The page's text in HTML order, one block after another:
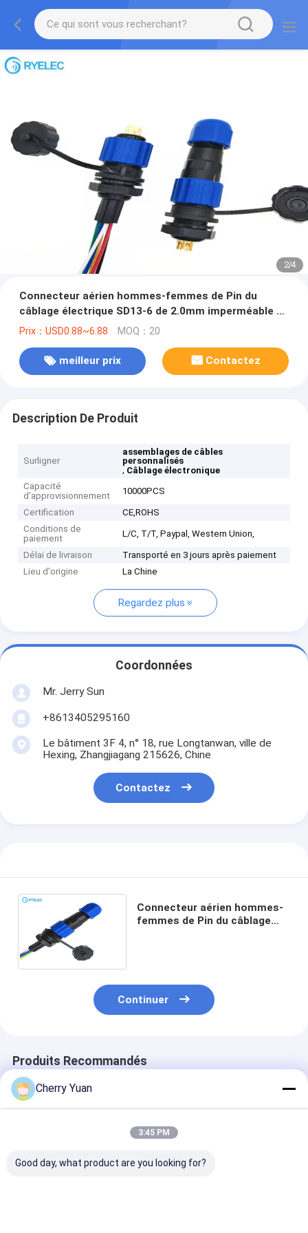
2/4
Connecteur aérien hommes-femmes de Pin du
câblage électrique SD13-6 de 2.0mm imperméable à
Jst - Ph6
Prix：USD0.88~6.88 MOQ：20
meilleur prix Contactez
Description De Produit
Surligner
assemblages de câbles
personnalisés
, Câblage électronique
Capacité
d'approvisionnement
10000PCS
Certification
CE,ROHS
Conditions de
paiement
L/C, T/T, Paypal, Western Union,
Délai de livraison
Transporté en 3 jours après paiement
Lieu d'origine
La Chine
Regardez plus
Coordonnées
Mr. Jerry Sun
+8613405295160
Le bâtiment 3F 4, n° 18, rue Longtanwan, ville de
Hexing, Zhangjiagang 215626, Chine
Contactez
Connecteur aérien hommes-
femmes de Pin du câblage
Continuer
Produits Recommandés
Cherry Yuan
3:45 PM
Good day, what product are you looking for?